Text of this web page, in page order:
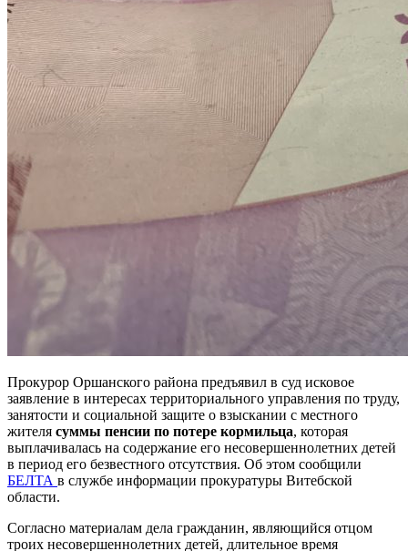
Прокурор Оршанского района предъявил в суд исковое
заявление в интересах территориального управления по труду,
занятости и социальной защите о взыскании с местного
жителя суммы пенсии по потере кормильца, которая
выплачивалась на содержание его несовершеннолетних детей
в период его безвестного отсутствия. Об этом сообщили
БЕЛТА в службе информации прокуратуры Витебской
области.
Согласно материалам дела гражданин, являющийся отцом
троих несовершеннолетних детей, длительное время